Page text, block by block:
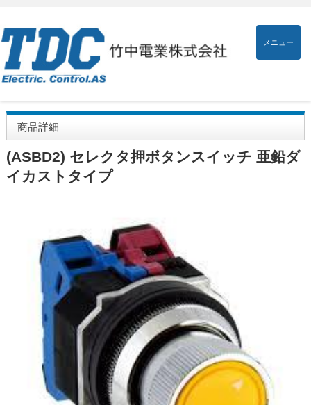
メニュー
商品詳細
(ASBD2) セレクタ押ボタンスイッチ 亜鉛ダ
イカストタイプ